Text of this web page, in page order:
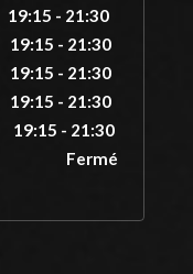
- 21:30
- 21:30
- 21:30
- 21:30
- 21:30
Fermé